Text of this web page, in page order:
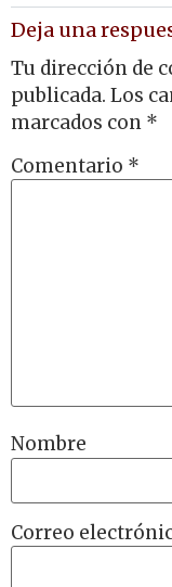
Deja una
Tu dirección de
publicada. Los
marcados con *
Comentario *
Nombre
Correo